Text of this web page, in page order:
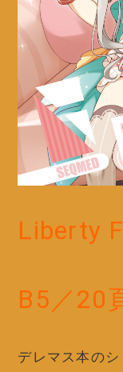
Liberty
B5／20
デレマス本の